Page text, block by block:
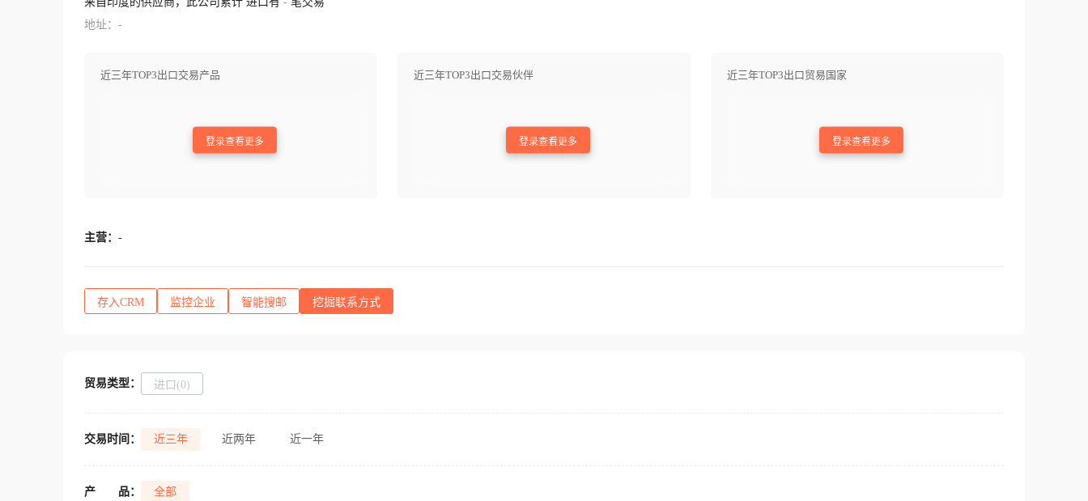
地址：-
近三年TOP3出口交易产品
登录查看更多
近三年TOP3出口交易伙伴
登录查看更多
近三年TOP3出口贸易国家
登录查看更多
主营： -
存入CRM 监控企业 智能搜邮 挖掘联系方式
贸易类型： 进口(0)
交易时间： 近三年 近两年 近一年
产 品： 全部